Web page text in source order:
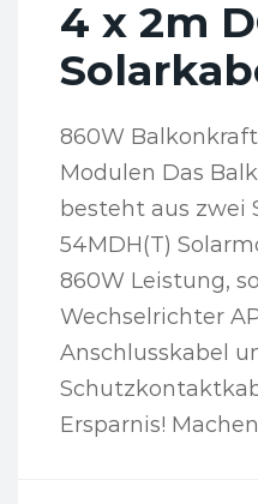
4 x 2m
860W
Modulen Das
besteht aus zwei
54MDH(T)
860W Leistung,
Wechselrichter
Anschlusskabel
Ersparnis!